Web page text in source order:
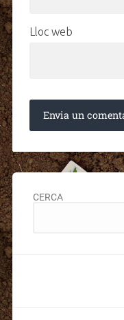
Lloc web
CERCA